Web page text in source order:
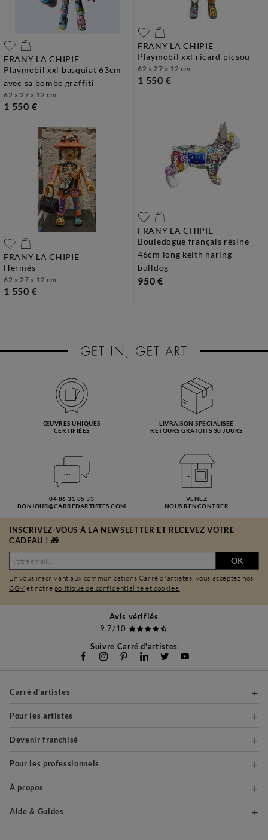
FRANY LA CHIPIE
playmobil xxl basquiat 63cm
avec sa bombe graffiti
62 x 27 x 12 cm
1 550 €
FRANY LA CHIPIE
playmobil xxl ricard picsou
62 x 27 x 12 cm
1 550 €
FRANY LA CHIPIE
hermès
62 x 27 x 12 cm
1 550 €
FRANY LA CHIPIE
bouledogue français résine
46cm long keith haring
bulldog
950 €
ŒUVRES UNIQUES
CERTIFIÉES
LIVRAISON SPÉCIALISÉE
RETOURS GRATUITS 30 JOURS
04 86 31 85 33
BONJOUR@CARREDARTISTES.COM
VENEZ
NOUS RENCONTRER
INSCRIVEZ-VOUS À LA NEWSLETTER ET RECEVEZ VOTRE
CADEAU ! 🎁
OK
En vous inscrivant aux communications Carré d'artistes, vous acceptez nos
CGV et notre politique de confidentialité et cookies.
Avis vérifiés
9,7/10
Suivre Carré d'artistes
Carré d'artistes
Pour les artistes
Devenir franchisé
Pour les professionnels
À propos
Aide & Guides